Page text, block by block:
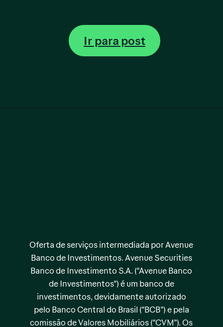
Ir para post
Ir para post
Oferta de serviços intermediada por Avenue
Banco de Investimentos. Avenue Securities
Banco de Investimento S.A. (“Avenue Banco
de Investimentos”) é um banco de
investimentos, devidamente autorizado
pelo Banco Central do Brasil (“BCB”) e pela
comissão de Valores Mobiliários (“CVM”). Os